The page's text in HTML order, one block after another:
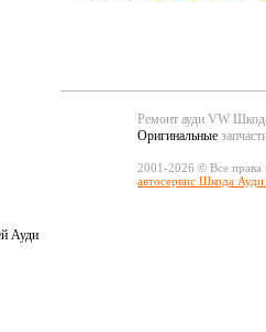
Ремонт ауди VW
Оригинальные
2001-2026 © Все
автосервис Шкода